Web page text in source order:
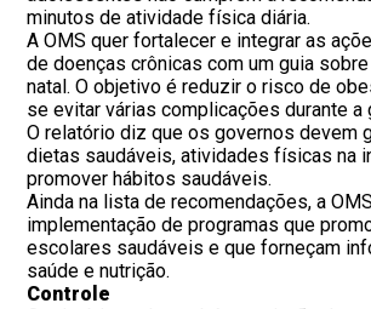
minutos de atividade física diária.
A OMS quer fortalecer e integrar as
de doenças crônicas com um guia
natal. O objetivo é reduzir o risco de
se evitar várias complicações durante a
O relatório diz que os governos devem
dietas saudáveis, atividades físicas na
promover hábitos saudáveis.
Ainda na lista de recomendações, a
implementação de programas que
escolares saudáveis e que forneçam
saúde e nutrição.
Controle